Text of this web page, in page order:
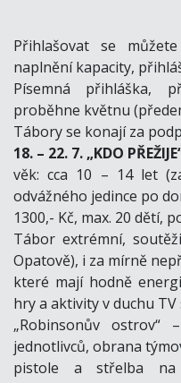
Přihlašovat se
naplnění kapacity,
Písemná přihláška,
proběhne květnu
Tábory se konají za
18. – 22. 7. „KDO
věk: cca 10 – 14 let
odvážného jedince po
1300,- Kč, max. 20 dětí,
Tábor extrémní,
Opatově), i za mírně
které mají hodně
hry a aktivity v duchu TV
„Robinsonův
jednotlivců, obrana
pistole a střelba na